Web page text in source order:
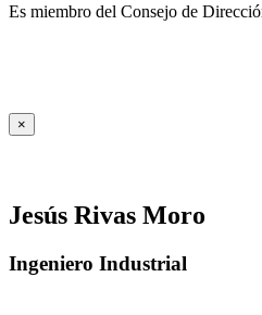
Es miembro del Consejo de
×
Jesús Rivas Moro
Ingeniero Industrial